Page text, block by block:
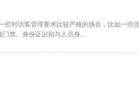
些对访客管理要求比较严格的场合，比如一
门禁、身份证识别与人员身...